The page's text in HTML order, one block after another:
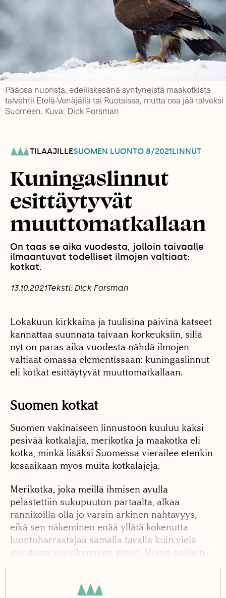
Pääosa nuorista, edelliskesänä syntyneistä maakotkista
talvehtii Etelä-Venäjällä tai Ruotsissa, mutta osa jää talveksi
Suomeen. Kuva: Dick Forsman
TILAAJILLESUOMEN LUONTO 8/2021LINNUT
Kuningaslinnut
esittäytyvät
muuttomatkallaan
On taas se aika vuodesta, jolloin taivaalle
ilmaantuvat todelliset ilmojen valtiaat:
kotkat.
13.10.2021Teksti: Dick Forsman
Lokakuun kirkkaina ja tuulisina päivinä katseet
kannattaa suunnata taivaan korkeuksiin, sillä
nyt on paras aika vuodesta nähdä ilmojen
valtiaat omassa elementissään: kuningaslinnut
eli kotkat esittäytyvät muuttomatkallaan.
Suomen kotkat
Suomen vakinaiseen linnustoon kuuluu kaksi
pesivää kotkalajia, merikotka ja maakotka eli
kotka, minkä lisäksi Suomessa vierailee etenkin
kesäaikaan myös muita kotkalajeja.
Merikotka, joka meillä ihmisen avulla
pelastettiin sukupuuton partaalta, alkaa
rannikoilla olla jo varsin arkinen nähtävyys,
eikä sen näkeminen enää yllätä kokenutta
luontoharrastajaa samalla tavalla kuin vielä
muutama vuosikymmen sitten. Monin paikoin
se on tottunut elämään ihmisen vaikutuspiirissä